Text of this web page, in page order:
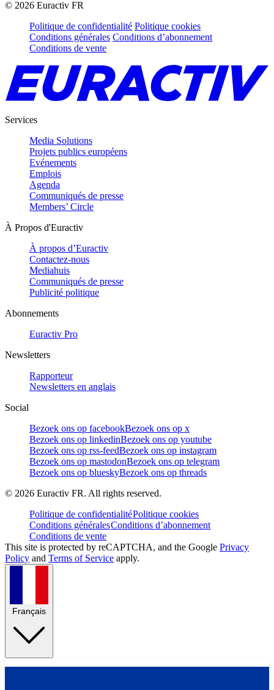
© 2026 Euractiv FR
Politique de confidentialité Politique cookies
Conditions générales Conditions d’abonnement
Conditions de vente
Services
Media Solutions
Projets publics européens
Evénements
Emplois
Agenda
Communiqués de presse
Members’ Circle
À Propos d'Euractiv
À propos d’Euractiv
Contactez-nous
Mediahuis
Communiqués de presse
Publicité politique
Abonnements
Euractiv Pro
Newsletters
Rapporteur
Newsletters en anglais
Social
Bezoek ons op facebookBezoek ons op x
Bezoek ons op linkedinBezoek ons op youtube
Bezoek ons op rss-feedBezoek ons op instagram
Bezoek ons op mastodonBezoek ons op telegram
Bezoek ons op blueskyBezoek ons op threads
© 2026 Euractiv FR. All rights reserved.
Politique de confidentialitéPolitique cookies
Conditions généralesConditions d’abonnement
Conditions de vente
This site is protected by reCAPTCHA, and the Google Privacy
Policy and Terms of Service apply.
Français